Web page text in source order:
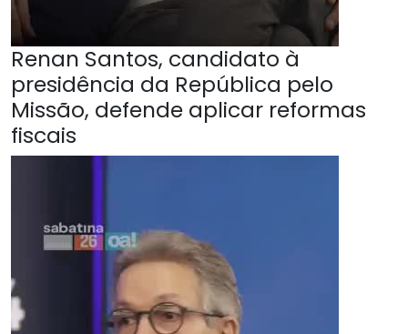
Renan Santos, candidato à
presidência da República pelo
Missão, defende aplicar reformas
fiscais